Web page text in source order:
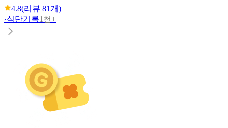
4.8(리뷰 81개)
·식단기록1천+